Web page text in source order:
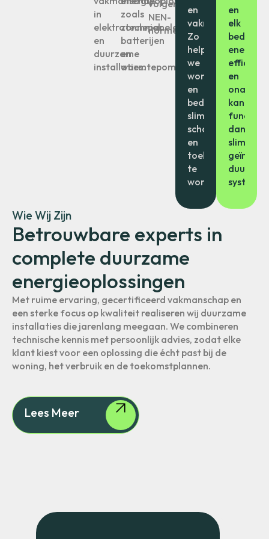
Wie Wij Zijn
Betrouwbare experts in
complete duurzame
energieoplossingen
Met ruime ervaring, gecertificeerd vakmanschap en
een sterke focus op kwaliteit realiseren wij duurzame
installaties die jarenlang meegaan. We combineren
technische kennis met persoonlijk advies, zodat elke
klant kiest voor een oplossing die écht past bij de
woning, het verbruik en de toekomstplannen.
Lees Meer
in
elektrotechniek
en
duurzame
installaties.
zoals
zonnepanelen,
batterijen
en
warmtepompen.
volgens
NEN-
normen.
en
vakmanschap.
Zo
helpen
we
woningen
en
bedrijven
slimmer,
schoner
en
te
worden.
en
elk
bedrijf
energie-
efficiënt
en
kan
dankzij
slimme,